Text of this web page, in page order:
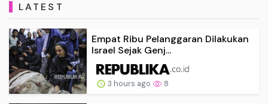
LATEST
Empat Ribu Pelanggaran Dilakukan
Israel Sejak Genj...
3 hours ago 8